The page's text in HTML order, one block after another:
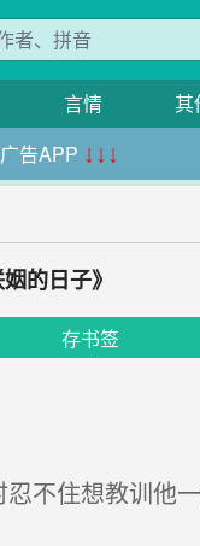
言情 其
告APP ↓↓↓
的日子》
存书签
不住想教训他